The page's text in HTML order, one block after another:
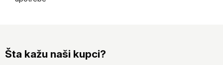
Šta kažu naši kupci?